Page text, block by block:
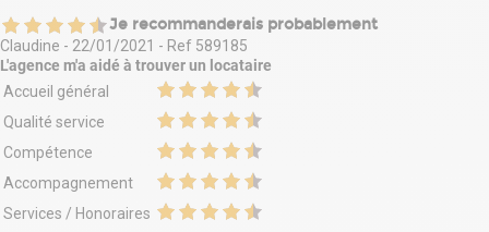
. Cloisonnement amovible
. Câblage informatique et téléphonique
. Prises RJ45
. Tarif bleu
. Sanitaires
Situation/Transports :
SNCF Grenoble (France)
Autoroute A480
Tramway A/B/D
Je recommanderais probablement
Claudine - 22/01/2021 - Ref 589185
L'agence m'a aidé à trouver un locataire
Accueil général
Qualité service
Compétence
Accompagnement
Services / Honoraires